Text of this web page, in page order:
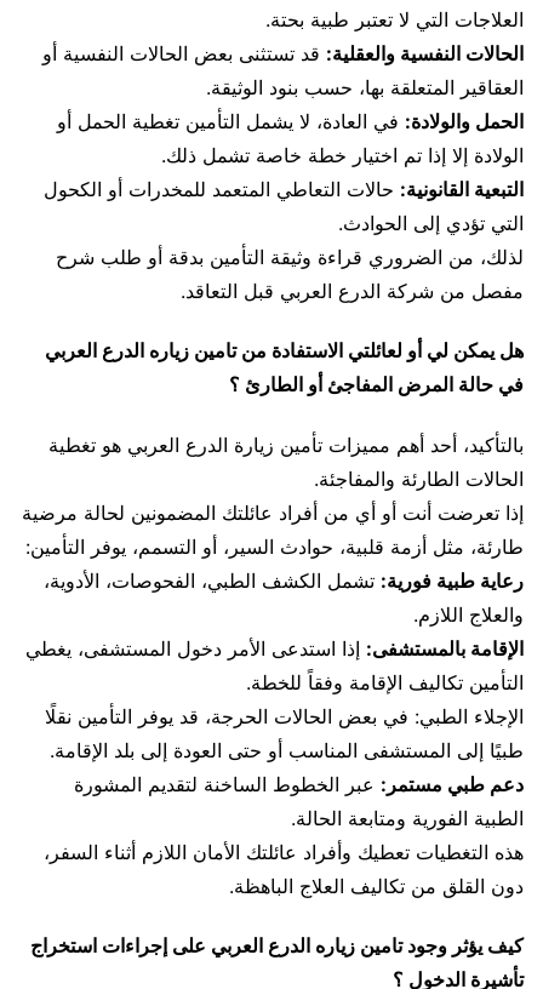
العلاجات التي لا تعتبر طبية بحتة.
الحالات النفسية والعقلية: قد تستثنى بعض الحالات النفسية أو
العقاقير المتعلقة بها، حسب بنود الوثيقة.
الحمل والولادة: في العادة، لا يشمل التأمين تغطية الحمل أو
الولادة إلا إذا تم اختيار خطة خاصة تشمل ذلك.
التبعية القانونية: حالات التعاطي المتعمد للمخدرات أو الكحول
التي تؤدي إلى الحوادث.
لذلك، من الضروري قراءة وثيقة التأمين بدقة أو طلب شرح
مفصل من شركة الدرع العربي قبل التعاقد.
هل يمكن لي أو لعائلتي الاستفادة من تامين زياره الدرع العربي
في حالة المرض المفاجئ أو الطارئ ؟
بالتأكيد، أحد أهم مميزات تأمين زيارة الدرع العربي هو تغطية
الحالات الطارئة والمفاجئة.
إذا تعرضت أنت أو أي من أفراد عائلتك المضمونين لحالة مرضية
طارئة، مثل أزمة قلبية، حوادث السير، أو التسمم، يوفر التأمين:
رعاية طبية فورية: تشمل الكشف الطبي، الفحوصات، الأدوية،
والعلاج اللازم.
الإقامة بالمستشفى: إذا استدعى الأمر دخول المستشفى، يغطي
التأمين تكاليف الإقامة وفقاً للخطة.
الإجلاء الطبي: في بعض الحالات الحرجة، قد يوفر التأمين نقلًا
طبيًا إلى المستشفى المناسب أو حتى العودة إلى بلد الإقامة.
دعم طبي مستمر: عبر الخطوط الساخنة لتقديم المشورة
الطبية الفورية ومتابعة الحالة.
هذه التغطيات تعطيك وأفراد عائلتك الأمان اللازم أثناء السفر،
دون القلق من تكاليف العلاج الباهظة.
كيف يؤثر وجود تامين زياره الدرع العربي على إجراءات استخراج
تأشيرة الدخول ؟